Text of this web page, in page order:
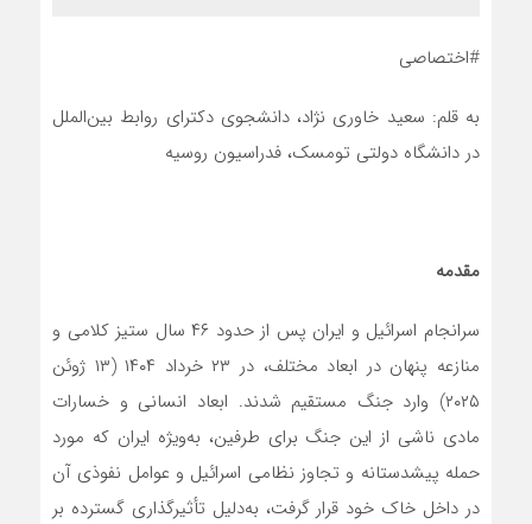
#اختصاصی
به قلم: سعید خاوری نژاد، دانشجوی دکترای روابط بین‌الملل
در دانشگاه دولتی تومسک، فدراسیون روسیه
مقدمه
سرانجام اسرائیل و ایران پس از حدود ۴۶ سال ستیز کلامی و
منازعه پنهان در ابعاد مختلف، در ۲۳ خرداد ۱۴۰۴ (۱۳ ژوئن
۲۰۲۵) وارد جنگ مستقیم شدند. ابعاد انسانی و خسارات
مادی ناشی از این جنگ برای طرفین، به‌ویژه ایران که مورد
حمله پیشدستانه و تجاوز نظامی اسرائیل و عوامل نفوذی آن
در داخل خاک خود قرار گرفت، به‌دلیل تأثیرگذاری گسترده بر